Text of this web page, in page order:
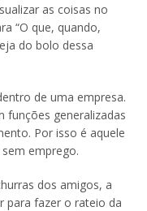
as coisas no
“O que, quando,
do bolo dessa
de uma empresa.
funções generalizadas
Por isso é aquele
emprego.
dos amigos, a
para fazer o rateio da